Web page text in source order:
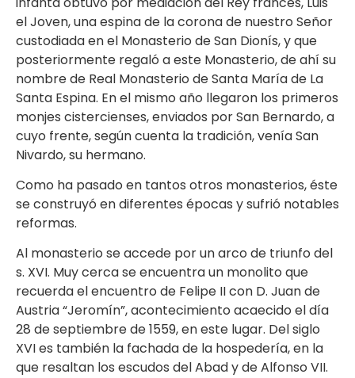
el Joven, una espina de la corona de nuestro Señor
custodiada en el Monasterio de San Dionís, y que
posteriormente regaló a este Monasterio, de ahí su
nombre de Real Monasterio de Santa María de La
Santa Espina. En el mismo año llegaron los primeros
monjes cistercienses, enviados por San Bernardo, a
cuyo frente, según cuenta la tradición, venía San
Nivardo, su hermano.
Como ha pasado en tantos otros monasterios, éste
se construyó en diferentes épocas y sufrió notables
reformas.
Al monasterio se accede por un arco de triunfo del
s. XVI. Muy cerca se encuentra un monolito que
recuerda el encuentro de Felipe II con D. Juan de
Austria “Jeromín”, acontecimiento acaecido el día
28 de septiembre de 1559, en este lugar. Del siglo
XVI es también la fachada de la hospedería, en la
que resaltan los escudos del Abad y de Alfonso VII.